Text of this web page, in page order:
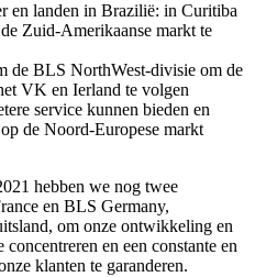
en landen in Brazilië: in Curitiba
Zuid-Amerikaanse markt te
de BLS NorthWest-divisie om de
VK en Ierland te volgen
service kunnen bieden en
de Noord-Europese markt
hebben we nog twee
en BLS Germany,
om onze ontwikkeling en
en een constante en
klanten te garanderen.